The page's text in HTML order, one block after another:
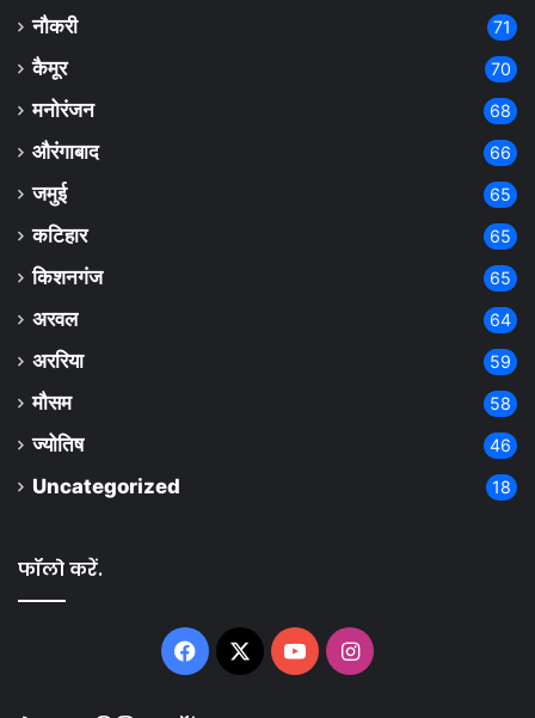
नौकरी 71
कैमूर 70
मनोरंजन 68
औरंगाबाद 66
जमुई 65
कटिहार 65
किशनगंज 65
अरवल 64
अररिया 59
मौसम 58
ज्योतिष 46
Uncategorized 18
फॉलो करें.
Facebook
X YouTubeInstagram